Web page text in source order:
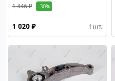
1 446 ₽ -30%
1 020 ₽ 1 шт.